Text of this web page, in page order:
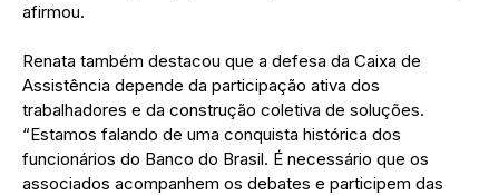
afirmou.
Renata também destacou que a defesa da Caixa de
Assistência depende da participação ativa dos
trabalhadores e da construção coletiva de soluções.
“Estamos falando de uma conquista histórica dos
funcionários do Banco do Brasil. É necessário que os
associados acompanhem os debates e participem das